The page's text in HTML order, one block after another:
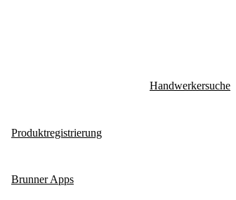
Produktregistrierung
Brunner Apps
Handwerkersuche